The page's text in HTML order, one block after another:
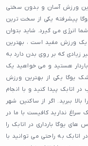
ورزش آسان و بدون سختی
پیشرفته یکی از سخت ترین
انرژی می گیرد. شاید بتوان
یک ورزش مفید است ، بهترین
زیادی که بر روی بدن دارد به
هستید و می خواهید یک
یوگا یکی از بهترین ورزش
اتابک پیدا کنید و با انجام
ببرید. اگر از ساکنین شهر
سراغ ندارید کافیست با ما در
یوگا بارداری در اتابک را
اتابک به راحتی می توانید با